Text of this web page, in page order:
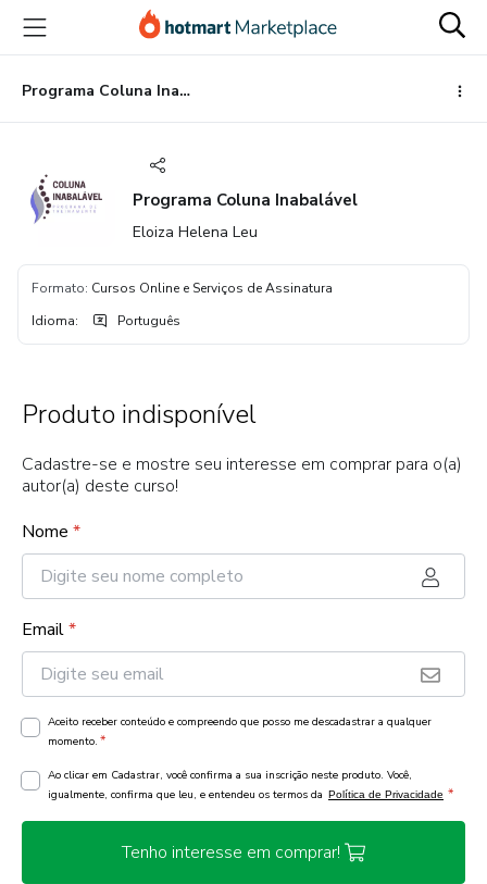
para
conteúdo
principal
para
pagamento
para
rodapé
Programa Coluna Inabalável
Programa Coluna Inabalável
Eloiza Helena Leu
Formato: Cursos Online e Serviços de Assinatura
Idioma: Português
Produto indisponível
Cadastre-se e mostre seu interesse em comprar para o(a)
autor(a) deste curso!
Nome *
Email*
Aceito receber conteúdo e compreendo que posso me descadastrar a qualquer
momento. *
Ao clicar em Cadastrar, você confirma a sua inscrição neste produto. Você,
igualmente, confirma que leu, e entendeu os termos da Política de Privacidade *
Tenho interesse em comprar!